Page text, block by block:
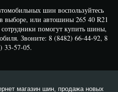
шин воспользуйтесь
или автошины 265 40 R21
помогут купить шины,
Звоните: 8 (8482) 66-44-92, 8
33-57-05.
магазин шин, продажа новых